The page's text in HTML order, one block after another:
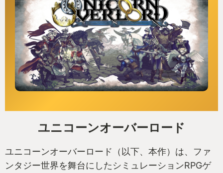
ユニコーンオーバーロード
ユニコーンオーバーロード（以下、本作）は、ファ
ンタジー世界を舞台にしたシミュレーションRPGゲ